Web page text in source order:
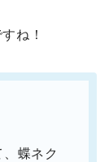
ね！
蝶ネク